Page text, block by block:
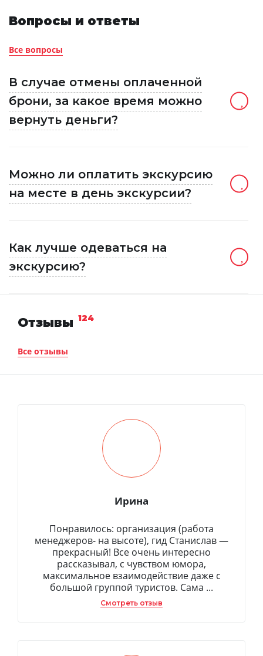
Вопросы и ответы
Все вопросы
В случае отмены оплаченной
брони, за какое время можно
вернуть деньги?
Можно ли оплатить экскурсию
на месте в день экскурсии?
Как лучше одеваться на
экскурсию?
Отзывы 124
Все отзывы
Ирина
Понравилось: организация (работа
менеджеров- на высоте), гид Станислав —
прекрасный! Все очень интересно
рассказывал, с чувством юмора,
максимальное взаимодействие даже с
большой группой туристов. Сама ...
Смотреть отзыв